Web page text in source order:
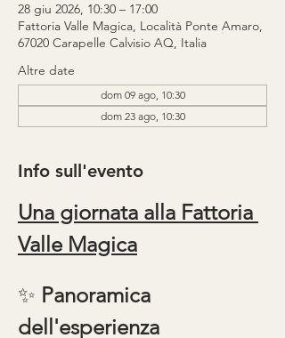
28 giu 2026, 10:30 – 17:00
Fattoria Valle Magica, Località Ponte Amaro,
67020 Carapelle Calvisio AQ, Italia
Altre date
dom 09 ago, 10:30
dom 23 ago, 10:30
Info sull'evento
Una giornata alla Fattoria
Valle Magica
✨ Panoramica
dell'esperienza